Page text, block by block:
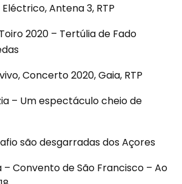
Antena 3, RTP
2020 – Tertúlia de Fado
Concerto 2020, Gaia, RTP
– Um espectáculo cheio de
são desgarradas dos Açores
– Convento de São Francisco – Ao